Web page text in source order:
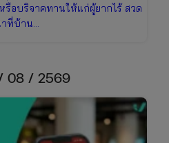
อบริจาคทานให้แก่ผู้ยากไร้ สวด
าที่บ้าน…
08 / 2569